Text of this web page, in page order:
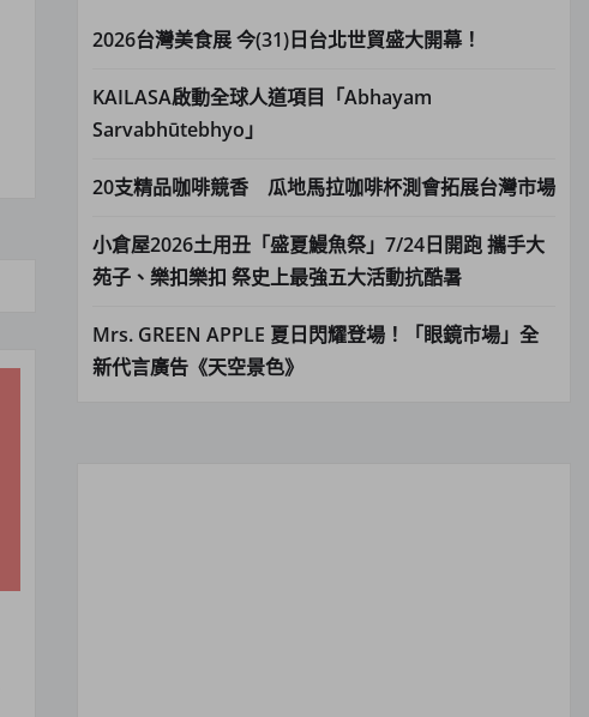
2026台灣美食展 今(31)日台北世貿盛大開幕！
KAILASA啟動全球人道項目「Abhayam
Sarvabhūtebhyo」
20支精品咖啡競香 瓜地馬拉咖啡杯測會拓展台灣市場
小倉屋2026土用丑「盛夏鰻魚祭」7/24日開跑 攜手大
苑子、樂扣樂扣 祭史上最強五大活動抗酷暑
Mrs. GREEN APPLE 夏日閃耀登場！「眼鏡市場」全
新代言廣告《天空景色》